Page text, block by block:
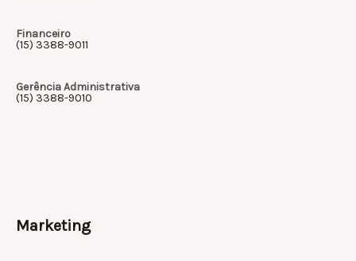
Financeiro
(15) 3388-9011
Gerência Administrativa
(15) 3388-9010
Marketing